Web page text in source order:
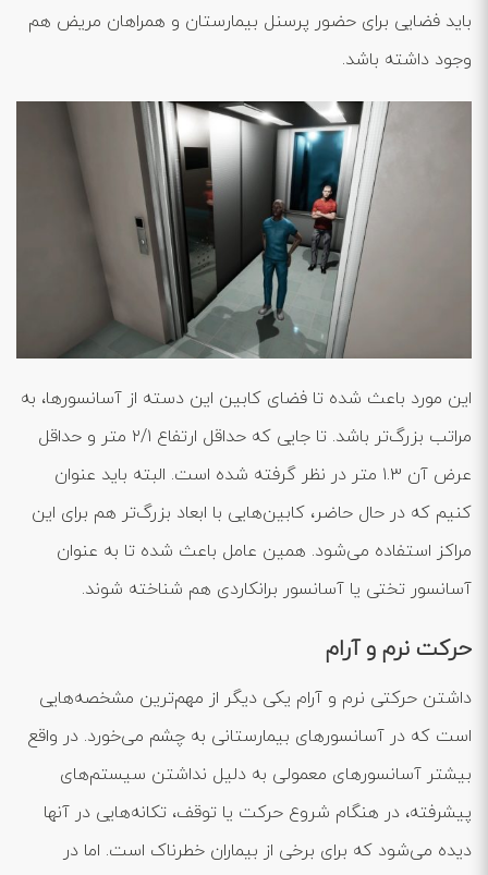
باید فضایی برای حضور پرسنل بیمارستان و همراهان مریض هم
وجود داشته باشد.
این مورد باعث شده تا فضای کابین این دسته از آسانسورها، به
مراتب بزرگ‌تر باشد. تا جایی که حداقل ارتفاع ۲/۱ متر و حداقل
عرض آن ۱.۳ متر در نظر گرفته شده است. البته باید عنوان
کنیم که در حال حاضر، کابین‌هایی با ابعاد بزرگ‌تر هم برای این
مراکز استفاده می‌شود. همین عامل باعث شده تا به عنوان
آسانسور تختی یا آسانسور برانکاردی هم شناخته شوند.
حرکت نرم و آرام
داشتن حرکتی نرم و آرام یکی دیگر از مهم‌ترین مشخصه‌هایی
است که در آسانسورهای بیمارستانی به چشم می‌خورد. در واقع
بیشتر آسانسورهای معمولی به دلیل نداشتن سیستم‌های
پیشرفته، در هنگام شروع حرکت یا توقف، تکانه‌هایی در آنها
دیده می‌شود که برای برخی از بیماران خطرناک است. اما در